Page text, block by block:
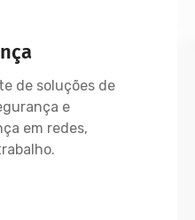
de soluções de
e
em redes,